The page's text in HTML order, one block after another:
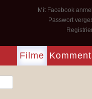
Mit Facebook
Passwort
Filme